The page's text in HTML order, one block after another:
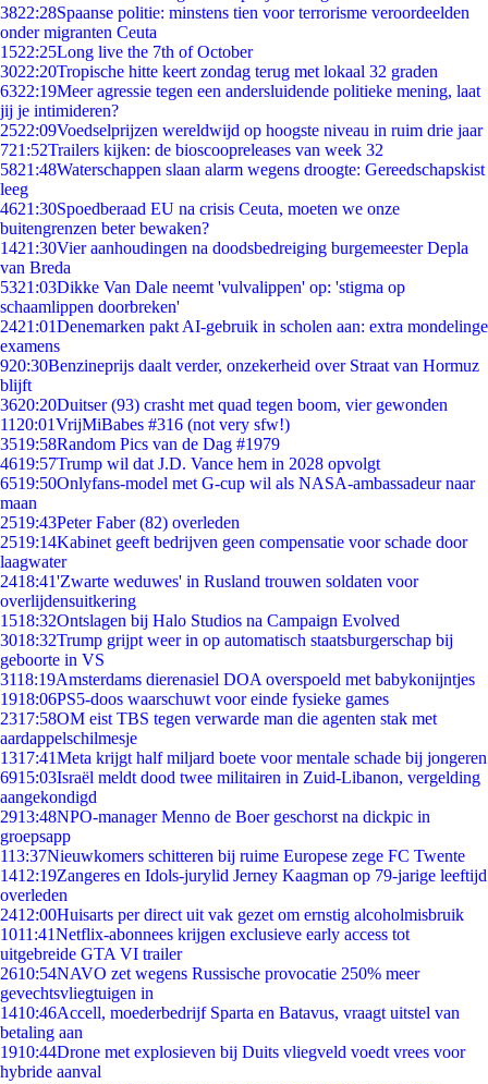
3822:28Spaanse politie: minstens tien voor terrorisme veroordeelden
onder migranten Ceuta
1522:25Long live the 7th of October
3022:20Tropische hitte keert zondag terug met lokaal 32 graden
6322:19Meer agressie tegen een andersluidende politieke mening, laat
jij je intimideren?
2522:09Voedselprijzen wereldwijd op hoogste niveau in ruim drie jaar
721:52Trailers kijken: de bioscoopreleases van week 32
5821:48Waterschappen slaan alarm wegens droogte: Gereedschapskist
leeg
4621:30Spoedberaad EU na crisis Ceuta, moeten we onze
buitengrenzen beter bewaken?
1421:30Vier aanhoudingen na doodsbedreiging burgemeester Depla
van Breda
5321:03Dikke Van Dale neemt 'vulvalippen' op: 'stigma op
schaamlippen doorbreken'
2421:01Denemarken pakt AI-gebruik in scholen aan: extra mondelinge
examens
920:30Benzineprijs daalt verder, onzekerheid over Straat van Hormuz
blijft
3620:20Duitser (93) crasht met quad tegen boom, vier gewonden
11 20:01VrijMiBabes #316 (not very sfw!)
3519:58Random Pics van de Dag #1979
4619:57Trump wil dat J.D. Vance hem in 2028 opvolgt
6519:50Onlyfans-model met G-cup wil als NASA-ambassadeur naar
maan
2519:43Peter Faber (82) overleden
2519:14Kabinet geeft bedrijven geen compensatie voor schade door
laagwater
2418:41'Zwarte weduwes' in Rusland trouwen soldaten voor
overlijdensuitkering
1518:32Ontslagen bij Halo Studios na Campaign Evolved
3018:32Trump grijpt weer in op automatisch staatsburgerschap bij
geboorte in VS
3118:19Amsterdams dierenasiel DOA overspoeld met babykonijntjes
1918:06PS5-doos waarschuwt voor einde fysieke games
2317:58OM eist TBS tegen verwarde man die agenten stak met
aardappelschilmesje
1317:41Meta krijgt half miljard boete voor mentale schade bij jongeren
6915:03Israël meldt dood twee militairen in Zuid-Libanon, vergelding
aangekondigd
2913:48NPO-manager Menno de Boer geschorst na dickpic in
groepsapp
113:37Nieuwkomers schitteren bij ruime Europese zege FC Twente
1412:19Zangeres en Idols-jurylid Jerney Kaagman op 79-jarige leeftijd
overleden
2412:00Huisarts per direct uit vak gezet om ernstig alcoholmisbruik
1011:41Netflix-abonnees krijgen exclusieve early access tot
uitgebreide GTA VI trailer
2610:54NAVO zet wegens Russische provocatie 250% meer
gevechtsvliegtuigen in
1410:46Accell, moederbedrijf Sparta en Batavus, vraagt uitstel van
betaling aan
1910:44Drone met explosieven bij Duits vliegveld voedt vrees voor
hybride aanval